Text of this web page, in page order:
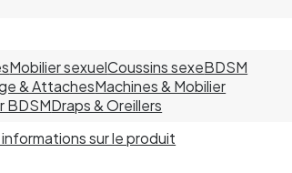
Mobilier sexuelCoussins sexeBDSM
& AttachesMachines & Mobilier
BDSMDraps & Oreillers
informations sur le produit